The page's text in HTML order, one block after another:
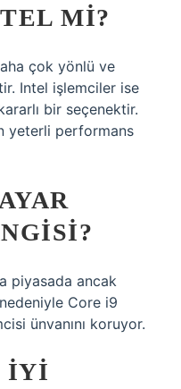
MI?
çok yönlü ve
Intel işlemciler ise
bir seçenektir.
yeterli performans
piyasada ancak
Core i9
ünvanını koruyor.
IYI